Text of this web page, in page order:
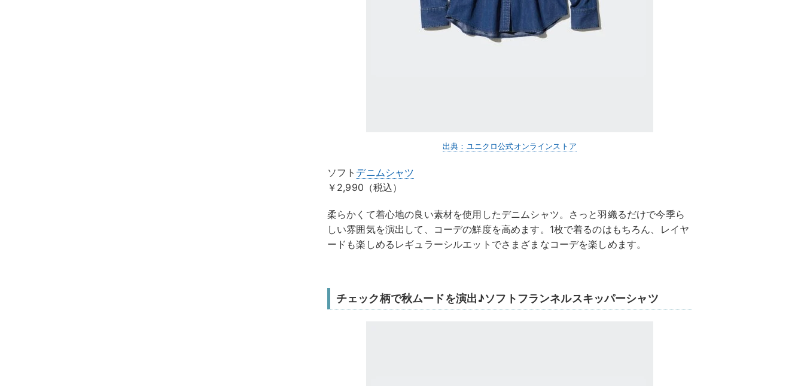
出典：ユニクロ公式オンラインストア
ソフト デニムシャツ
￥2,990（税込）
柔らかくて着心地の良い素材を使用したデニムシャツ。さっと羽織るだけで今季ら
しい雰囲気を演出して、コーデの鮮度を高めます。1枚で着るのはもちろん、レイヤ
ードも楽しめるレギュラーシルエットでさまざまなコーデを楽しめます。
チェック柄で秋ムードを演出♪ソフトフランネルスキッパーシャツ